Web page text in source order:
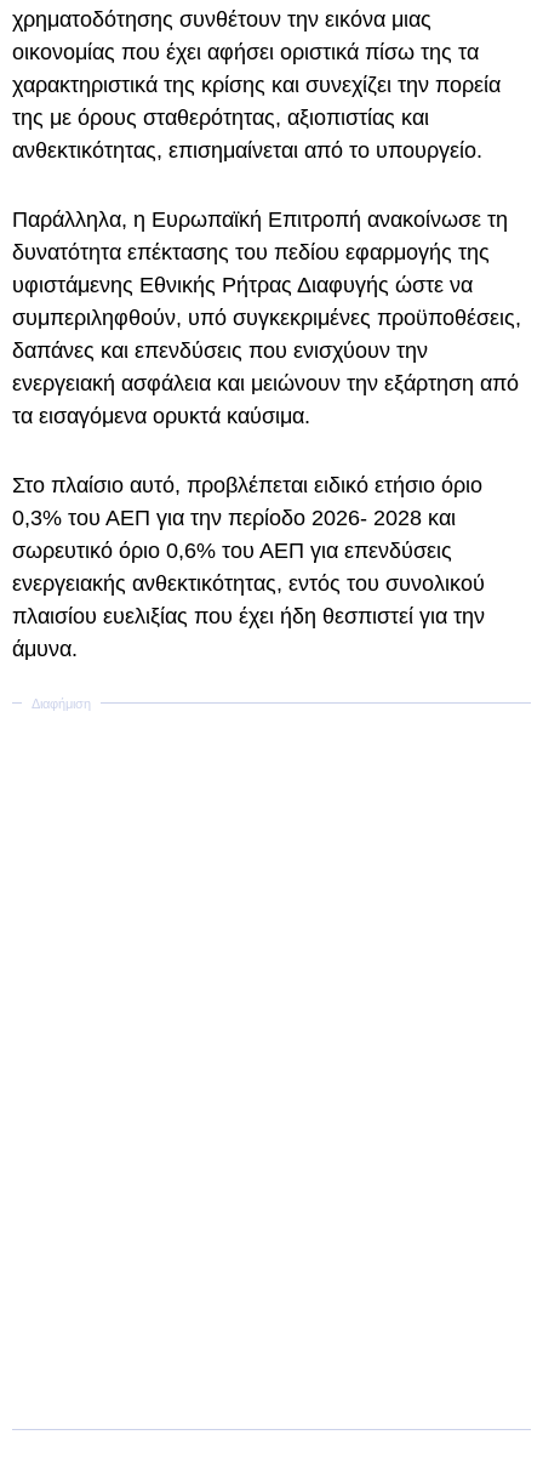
χρηματοδότησης συνθέτουν την εικόνα μιας
οικονομίας που έχει αφήσει οριστικά πίσω της τα
χαρακτηριστικά της κρίσης και συνεχίζει την πορεία
της με όρους σταθερότητας, αξιοπιστίας και
ανθεκτικότητας, επισημαίνεται από το υπουργείο.
Παράλληλα, η Ευρωπαϊκή Επιτροπή ανακοίνωσε τη
δυνατότητα επέκτασης του πεδίου εφαρμογής της
υφιστάμενης Εθνικής Ρήτρας Διαφυγής ώστε να
συμπεριληφθούν, υπό συγκεκριμένες προϋποθέσεις,
δαπάνες και επενδύσεις που ενισχύουν την
ενεργειακή ασφάλεια και μειώνουν την εξάρτηση από
τα εισαγόμενα ορυκτά καύσιμα.
Στο πλαίσιο αυτό, προβλέπεται ειδικό ετήσιο όριο
0,3% του ΑΕΠ για την περίοδο 2026- 2028 και
σωρευτικό όριο 0,6% του ΑΕΠ για επενδύσεις
ενεργειακής ανθεκτικότητας, εντός του συνολικού
πλαισίου ευελιξίας που έχει ήδη θεσπιστεί για την
άμυνα.